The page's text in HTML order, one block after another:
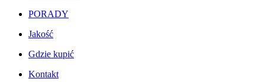
PORADY
Jakość
Gdzie kupić
Kontakt